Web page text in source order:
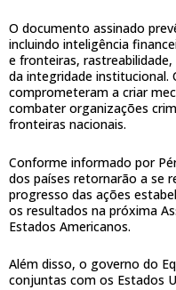
O documento assinado
incluindo inteligência
e fronteiras,
da integridade institucional.
comprometeram a criar
combater organizações
fronteiras nacionais.
Conforme informado por
dos países retornarão a se
progresso das ações
os resultados na próxima
Estados Americanos.
Além disso, o governo do
conjuntas com os Estados